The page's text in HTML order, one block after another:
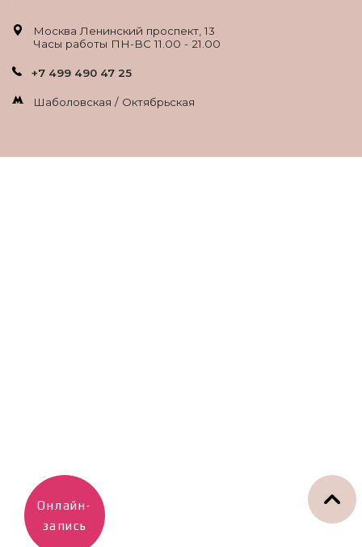
Москва Ленинский проспект, 13
Часы работы ПН-ВС 11.00 - 21.00
+7 499 490 47 25
Шаболовская / Октябрьская
Онлайн-
запись